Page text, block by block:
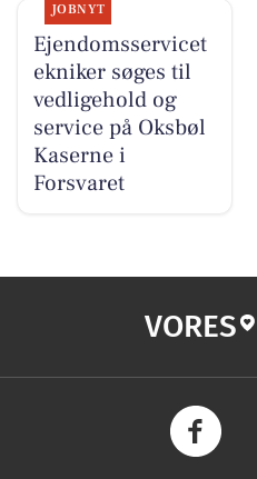
JOBNYT
Ejendomsservicet
ekniker søges til
vedligehold og
service på Oksbøl
Kaserne i
Forsvaret
VORES